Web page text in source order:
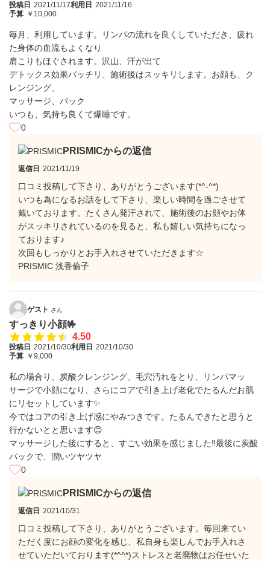
投稿日 2021/11/17利用日 2021/11/16
予算 ￥10,000
毎月、利用しています。リンパの流れを良くしていただき、疲れ
た身体の血流もよくなり
肩こりもほぐされます。沢山、汗が出て
デトックス効果バッチリ、施術後はスッキリします。お顔も、ク
レンジング、
マッサージ、パック
いつも、気持ち良くて爆睡です。
0
PRISMICからの返信
返信日 2021/11/19
口コミ投稿して下さり、ありがとうございます(*^-^*)
いつも為になるお話をして下さり、楽しい時間を過ごさせて
戴いております。たくさん発汗されて、施術後のお顔やお体
がスッキリされているのを見ると、私も嬉しい気持ちになっ
ております♪
次回もしっかりとお手入れさせていただきます☆
PRISMIC 浅香倫子
ゲスト さん
すっきり小顔🤟
4.50
投稿日 2021/10/30利用日 2021/10/30
予算 ￥9,000
私の場合り、炭酸クレンジング、毛穴汚れをとり、リンパマッ
サージで小顔になり、さらにコアで引き上げ老化でたるんだお肌
にリセットしています✨
今ではコアの引き上げ感にやみつきです。たるんできたと思うと
行かないとと思います😊
マッサージした後にすると、すごい効果を感じました‼️最後に炭酸
パックで、潤いツヤツヤ
0
PRISMICからの返信
返信日 2021/10/31
口コミ投稿して下さり、ありがとうございます。毎回来てい
ただく度にお顔の変化を感じ、私自身も楽しんでお手入れさ
せていただいております(*^^*)ストレスと老廃物はお任せいた